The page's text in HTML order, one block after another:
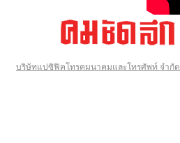
บริษัทแปซิฟิคโทรคมนาคมและโทรศัพท์ จำกัด